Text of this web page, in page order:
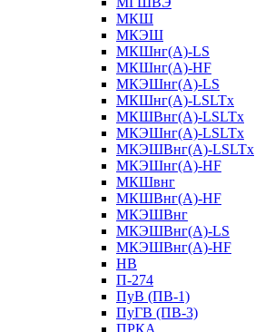
МКШ
МКЭШ
МКШнг(А)-LS
МКШнг(А)-HF
МКЭШнг(А)-LS
МКШнг(А)-LSLTx
МКШВнг(A)-LSLTx
МКЭШнг(А)-LSLTx
МКЭШВнг(A)-LSLTx
МКЭШнг(А)-HF
МКШвнг
МКШВнг(А)-HF
МКЭШВнг
МКЭШВнг(А)-LS
МКЭШВнг(А)-HF
НВ
П-274
ПуВ (ПВ-1)
ПуГВ (ПВ-3)
ПРКА